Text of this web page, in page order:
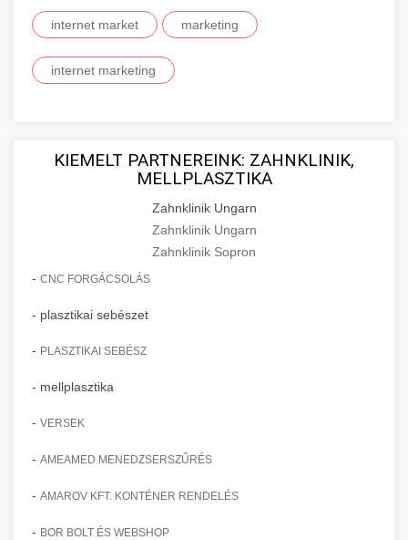
internet market marketing
internet marketing
KIEMELT PARTNEREINK: ZAHNKLINIK,
MELLPLASZTIKA
Zahnklinik Ungarn
Zahnklinik Ungarn
Zahnklinik Sopron
- CNC FORGÁCSOLÁS
- plasztikai sebészet
- PLASZTIKAI SEBÉSZ
- mellplasztika
- VERSEK
- AMEAMED MENEDZSERSZŰRÉS
- AMAROV KFT. KONTÉNER RENDELÉS
- BOR BOLT ÉS WEBSHOP